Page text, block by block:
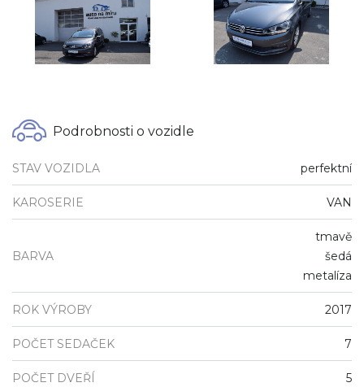
Podrobnosti o vozidle
STAV VOZIDLA perfektní
KAROSERIE VAN
BARVA
tmavě
šedá
metalíza
ROK VÝROBY 2017
POČET SEDAČEK 7
POČET DVEŘÍ 5